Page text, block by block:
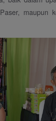
maupun